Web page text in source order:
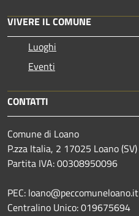
VIVERE IL COMUNE
Luoghi
Eventi
CONTATTI
Comune di Loano
P.zza Italia, 2 17025 Loano (SV)
Partita IVA: 00308950096
PEC: loano@peccomuneloano.it
Centralino Unico: 019675694